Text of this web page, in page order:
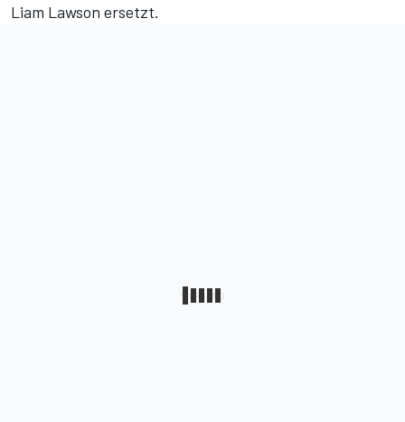
Liam Lawson ersetzt.